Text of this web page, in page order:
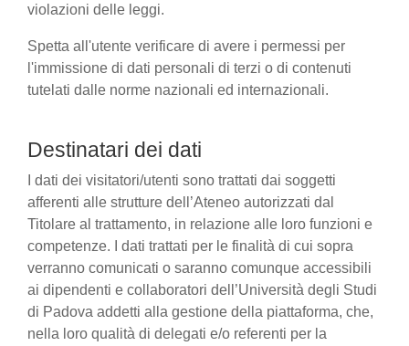
violazioni delle leggi.
Spetta all'utente verificare di avere i permessi per
l'immissione di dati personali di terzi o di contenuti
tutelati dalle norme nazionali ed internazionali.
Destinatari dei dati
I dati dei visitatori/utenti sono trattati dai soggetti
afferenti alle strutture dell’Ateneo autorizzati dal
Titolare al trattamento, in relazione alle loro funzioni e
competenze. I dati trattati per le finalità di cui sopra
verranno comunicati o saranno comunque accessibili
ai dipendenti e collaboratori dell’Università degli Studi
di Padova addetti alla gestione della piattaforma, che,
nella loro qualità di delegati e/o referenti per la